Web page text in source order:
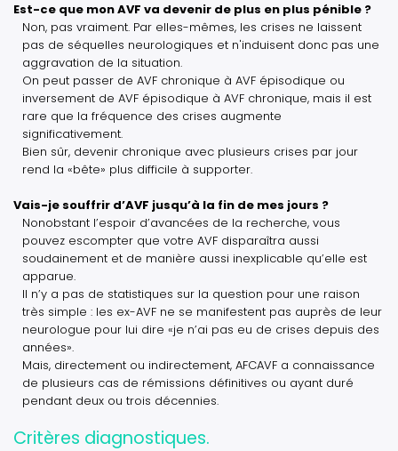
Est-ce que mon AVF va devenir de plus en plus pénible ?
Non, pas vraiment. Par elles-mêmes, les crises ne laissent
pas de séquelles neurologiques et n'induisent donc pas une
aggravation de la situation.
On peut passer de AVF chronique à AVF épisodique ou
inversement de AVF épisodique à AVF chronique, mais il est
rare que la fréquence des crises augmente
significativement.
Bien sûr, devenir chronique avec plusieurs crises par jour
rend la «bête» plus difficile à supporter.
Vais-je souffrir d’AVF jusqu’à la fin de mes jours ?
Nonobstant l’espoir d’avancées de la recherche, vous
pouvez escompter que votre AVF disparaîtra aussi
soudainement et de manière aussi inexplicable qu’elle est
apparue.
Il n’y a pas de statistiques sur la question pour une raison
très simple : les ex-AVF ne se manifestent pas auprès de leur
neurologue pour lui dire «je n’ai pas eu de crises depuis des
années».
Mais, directement ou indirectement, AFCAVF a connaissance
de plusieurs cas de rémissions définitives ou ayant duré
pendant deux ou trois décennies.
Critères diagnostiques.